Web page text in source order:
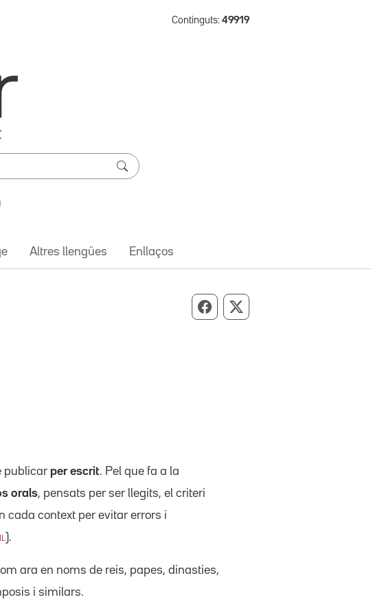
Continguts: 49919
Altres llengües Enllaços
Compartir per Facebook
Compartir per X
publicar per escrit. Pel que fa a la
orals, pensats per ser llegits, el criteri
cada context per evitar errors i
).
ara en noms de reis, papes, dinasties,
i similars.